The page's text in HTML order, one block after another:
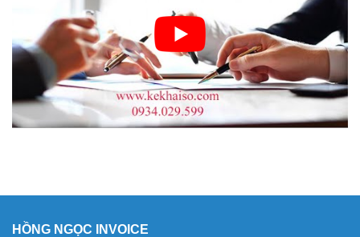
HỒNG NGỌC INVOICE